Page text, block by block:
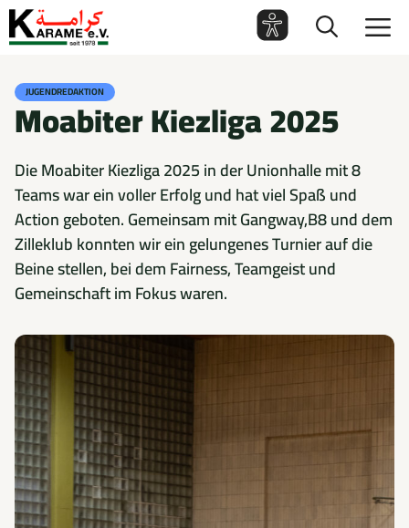
Zum
Inhalt
JUGENDREDAKTION
Moabiter Kiezliga 2025
Die Moabiter Kiezliga 2025 in der Unionhalle mit 8
Teams war ein voller Erfolg und hat viel Spaß und
Action geboten. Gemeinsam mit Gangway,B8 und dem
Zilleklub konnten wir ein gelungenes Turnier auf die
Beine stellen, bei dem Fairness, Teamgeist und
Gemeinschaft im Fokus waren.